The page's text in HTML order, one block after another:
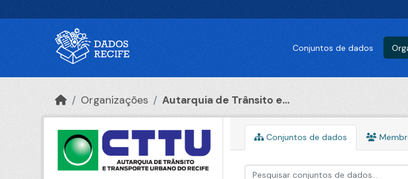
Conjuntos de dados
Organizações Autarquia de Trânsito e...
Conjuntos de dados